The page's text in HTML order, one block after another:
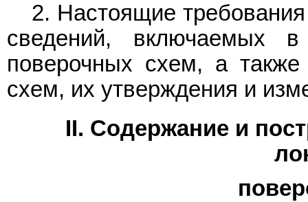
2. Настоящие
сведений, включаемых
поверочных схем, а также
схем, их утверждения и
II. Содержание и